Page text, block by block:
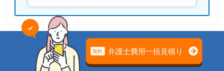
弁護士法人心（本部） PR